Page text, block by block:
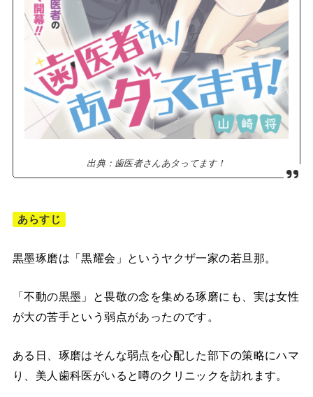
出典：歯医者さんあタってます！
あらすじ
黒墨琢磨は「黒耀会」というヤクザ一家の若旦那。
「不動の黒墨」と畏敬の念を集める琢磨にも、実は女性
が大の苦手という弱点があったのです。
ある日、琢磨はそんな弱点を心配した部下の策略にハマ
り、美人歯科医がいると噂のクリニックを訪れます。